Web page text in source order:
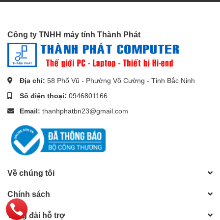
Có tốc độ truyền dữ liệu lên đến 480 Mbps tốc độ dữ liệu cho các
độ đầy đủ (12 Mb / giây) và USB 1.0 tốc độ thấp (1,5 Mb / giây).
So với kết nối WIFI, Cáp USB B này cung cấp truyền dữ liệu ổn
định hơn và cung cấp cách làm việc hiệu quả hơn cho bạn.
Màu cáp:
Độ dài:
Đầu vào:
Tốc độ truyền dữ liệu:
Công ty TNHH máy tính Thành Phát
Địa chỉ: 58 Phố Vũ - Phường Võ Cường - Tỉnh Bắc Ninh
Số điện thoại: 0946801166
Email: thanhphatbn23@gmail.com
Về chúng tôi
Chính sách
Tổng đài hỗ trợ